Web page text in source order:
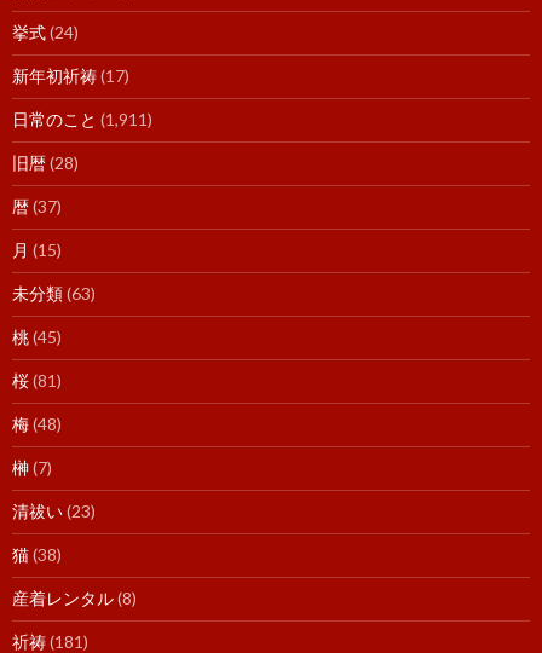
挙式(24)
新年初祈祷(17)
日常のこと (1,911)
旧暦(28)
暦(37)
月 (15)
未分類(63)
桃(45)
桜(81)
梅(48)
榊(7)
清祓い(23)
猫(38)
産着レンタル(8)
祈祷(181)